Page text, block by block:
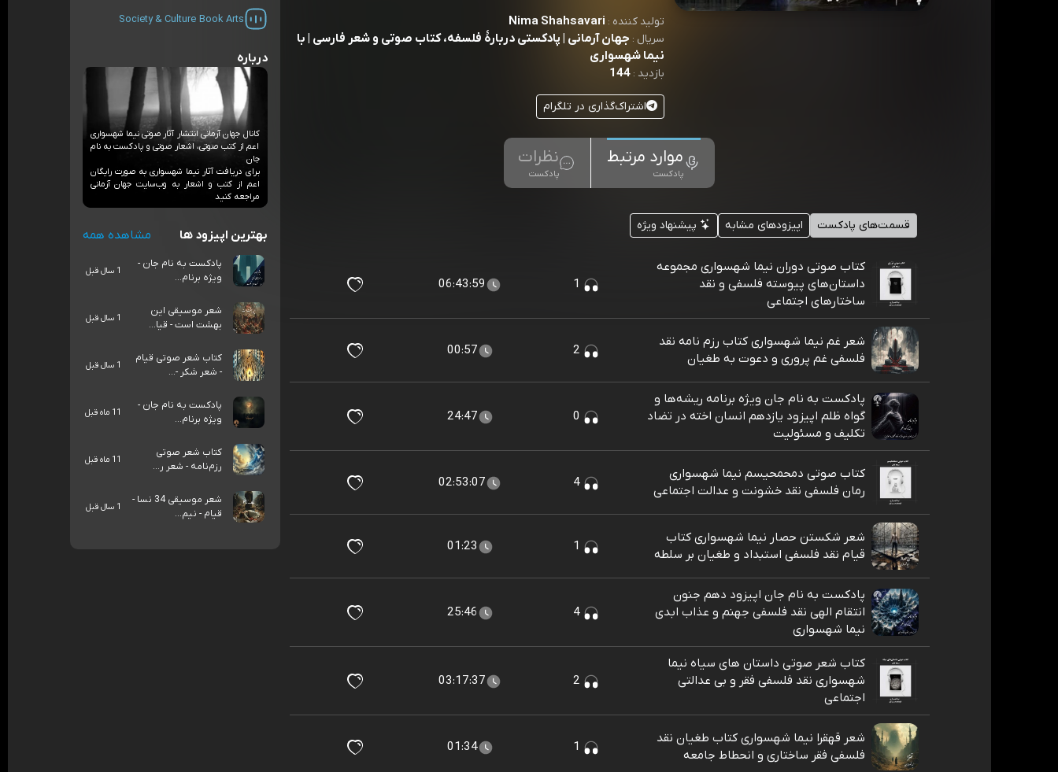
تولید کننده : Nima Shahsavari
سریال : جهان آرمانی | پادکستی دربارۀ فلسفه، کتاب صوتی و شعر فارسی | با
نیما شهسواری
بازدید :144
اشتراک‌گذاری در تلگرام
موارد مرتبط
پادکست
نظرات
پادکست
قسمت‌های پادکست اپیزودهای مشابه پیشنهاد ویژه
کتاب صوتی دوران نیما شهسواری مجموعه
داستان‌های پیوسته فلسفی و نقد
ساختارهای اجتماعی
06:43:59
شعر غم نیما شهسواری کتاب رزم نامه نقد
فلسفی غم پروری و دعوت به طغیان
00:57
پادکست به نام جان ویژه برنامه ریشه‌ها و
گواه ظلم اپیزود یازدهم انسان اخته در تضاد
تکلیف و مسئولیت
24:47
کتاب صوتی دمحمحیسم نیما شهسواری
رمان فلسفی نقد خشونت و عدالت اجتماعی
4
02:53:07
شعر شکستن حصار نیما شهسواری کتاب
قیام نقد فلسفی استبداد و طغیان بر سلطه
01:23
پادکست به نام جان اپیزود دهم جنون
انتقام الهی نقد فلسفی جهنم و عذاب ابدی
نیما شهسواری
4
25:46
کتاب شعر صوتی داستان های سیاه نیما
شهسواری نقد فلسفی فقر و بی عدالتی
اجتماعی
03:17:37
شعر قهقرا نیما شهسواری کتاب طغیان نقد
فلسفی فقر ساختاری و انحطاط جامعه
01:34
Arts
Book
Society & Culture
درباره
کانال جهان آرمانی انتشار آثار صوتی نیما شهسواری
اعم از کتب صوتی، اشعار صوتی و پادکست به نام
جان
برای دریافت آثار نیما شهسواری به صورت رایگان
اعم از کتب و اشعار به وب‌سایت جهان آرمانی
مراجعه کنید
بهترین اپیزود ها مشاهده همه
پادکست به نام جان -
ویژه برنام...
1 سال قبل
شعر موسیقی این
بهشت است - قیا...
1 سال قبل
کتاب شعر صوتی قیام
- شعر شکر -...
1 سال قبل
پادکست به نام جان -
ویژه برنام...
11 ماه قبل
کتاب شعر صوتی
رزم‌نامه - شعر ر...
11 ماه قبل
شعر موسیقی 34 نسا -
قیام - نیم...
1 سال قبل